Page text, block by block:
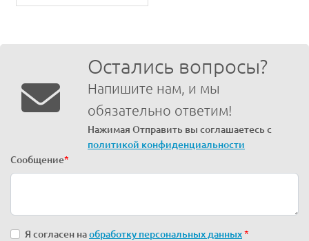
Остались вопросы?
Напишите нам, и мы
обязательно ответим!
Нажимая Отправить вы соглашаетесь с
политикой конфиденциальности
Сообщение*
Я согласен наобработку персональных данных*